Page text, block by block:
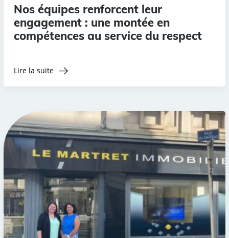
Nos équipes renforcent leur
engagement : une montée en
compétences au service du respect
Lire la suite